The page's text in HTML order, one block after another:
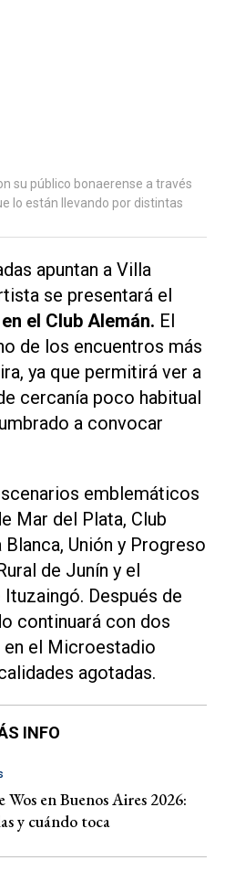
su público bonaerense a través
lo están llevando por distintas
apuntan a Villa
se presentará el
el Club Alemán. El
de los encuentros más
ya que permitirá ver a
cercanía poco habitual
a convocar
emblemáticos
Mar del Plata, Club
Unión y Progreso
de Junín y el
Después de
continuará con dos
el Microestadio
agotadas.
INFO
Wos en Buenos Aires 2026:
y cuándo toca